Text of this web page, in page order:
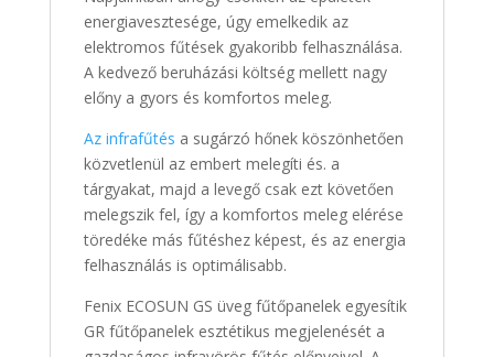
energiavesztesége, úgy emelkedik az
elektromos fűtések gyakoribb felhasználása.
A kedvező beruházási költség mellett nagy
előny a gyors és komfortos meleg.
Az infrafűtés a sugárzó hőnek köszönhetően
közvetlenül az embert melegíti és. a
tárgyakat, majd a levegő csak ezt követően
melegszik fel, így a komfortos meleg elérése
töredéke más fűtéshez képest, és az energia
felhasználás is optimálisabb.
Fenix ECOSUN GS üveg fűtőpanelek egyesítik
GR fűtőpanelek esztétikus megjelenését a